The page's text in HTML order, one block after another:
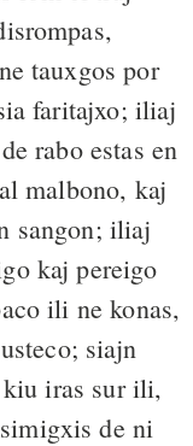
tauxgos por
faritajxo; iliaj
rabo estas en
malbono, kaj
sangon; iliaj
kaj pereigo
ili ne konas,
siajn
iras sur ili,
de ni